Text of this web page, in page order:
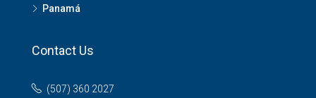
Panamá
Contact Us
(507) 360 2027